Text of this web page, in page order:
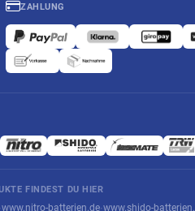
ZAHLUNG
FINDEST DU HIER
www.nitro-batterien.de www.shido-